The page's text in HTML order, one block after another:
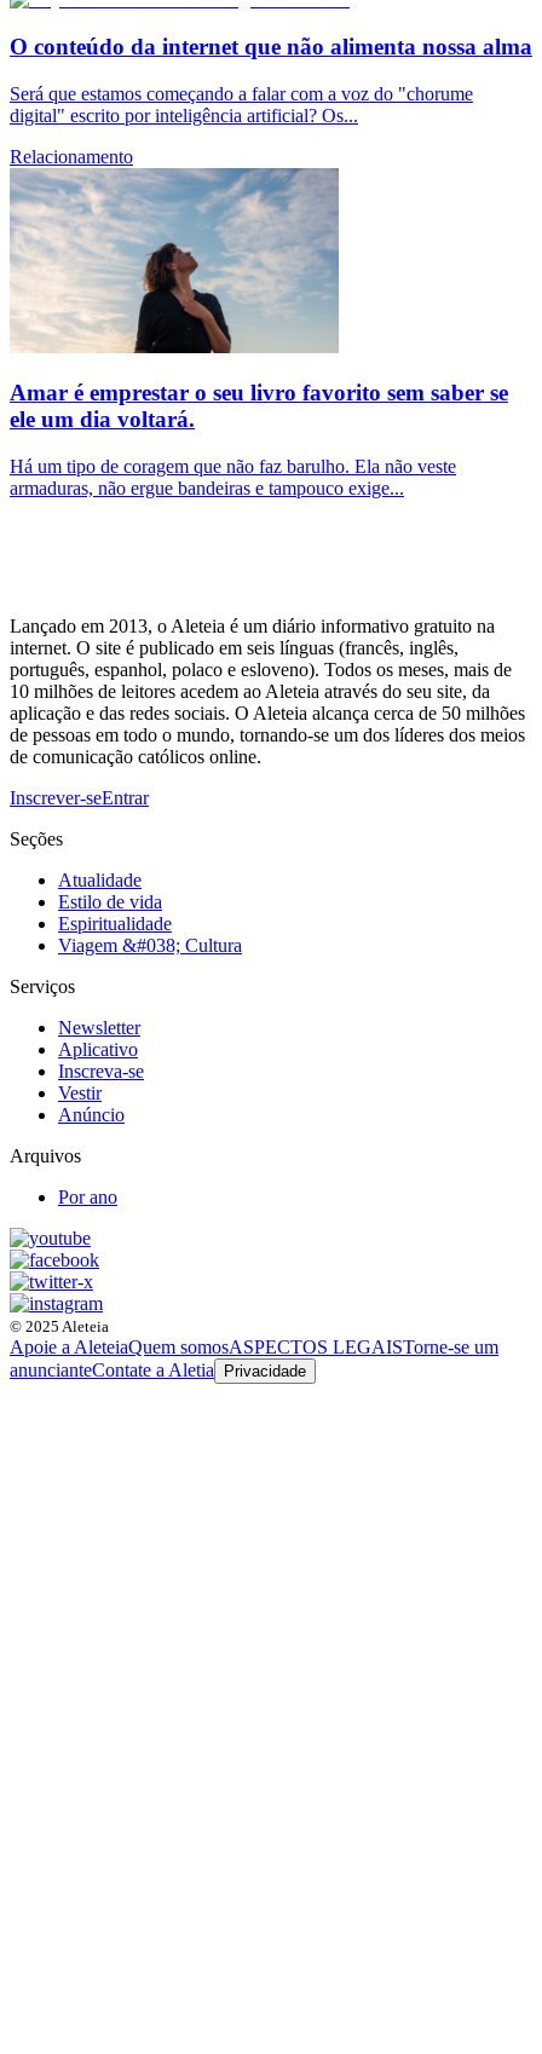
O conteúdo da internet que não alimenta nossa alma
Será que estamos começando a falar com a voz do "chorume
digital" escrito por inteligência artificial? Os...
Relacionamento
Amar é emprestar o seu livro favorito sem saber se
ele um dia voltará.
Há um tipo de coragem que não faz barulho. Ela não veste
armaduras, não ergue bandeiras e tampouco exige...
Lançado em 2013, o Aleteia é um diário informativo gratuito na
internet. O site é publicado em seis línguas (francês, inglês,
português, espanhol, polaco e esloveno). Todos os meses, mais de
10 milhões de leitores acedem ao Aleteia através do seu site, da
aplicação e das redes sociais. O Aleteia alcança cerca de 50 milhões
de pessoas em todo o mundo, tornando-se um dos líderes dos meios
de comunicação católicos online.
Inscrever-seEntrar
Seções
Atualidade
Estilo de vida
Espiritualidade
Viagem &#038; Cultura
Serviços
Newsletter
Aplicativo
Inscreva-se
Vestir
Anúncio
Arquivos
Por ano
© 2025 Aleteia
Apoie a AleteiaQuem somosASPECTOS LEGAISTorne-se um
anuncianteContate a Aletia Privacidade